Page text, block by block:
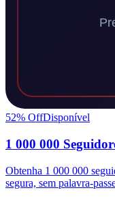
52% OffDisponível
1 000 000
Obtenha 1 000 000
segura, sem palavra-